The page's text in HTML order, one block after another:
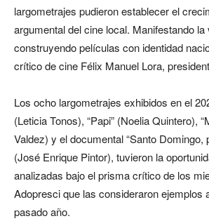
largometrajes pudieron establecer el
argumental del cine local. Manifestando
construyendo películas con identidad
crítico de cine Félix Manuel Lora,
Los ocho largometrajes exhibidos en el
(Leticia Tonos), “Papi” (Noelia Quintero),
Valdez) y el documental “Santo Domingo,
(José Enrique Pintor), tuvieron la
analizadas bajo el prisma crítico de los
Adopresci que las consideraron ejemplos
pasado año.